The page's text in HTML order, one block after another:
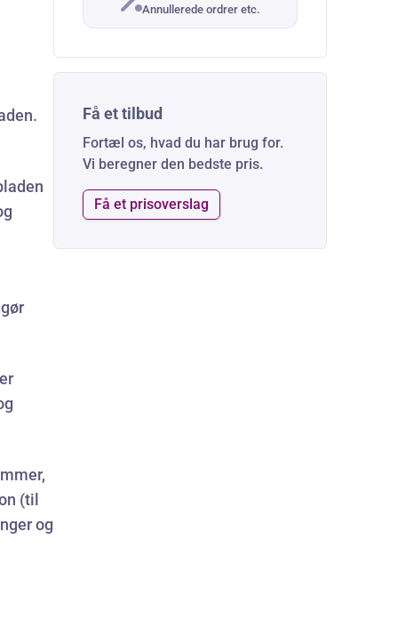
(til
og
Annullerede ordrer etc.
Få et tilbud
Fortæl os, hvad du har brug for.
Vi beregner den bedste pris.
Få et prisoverslag